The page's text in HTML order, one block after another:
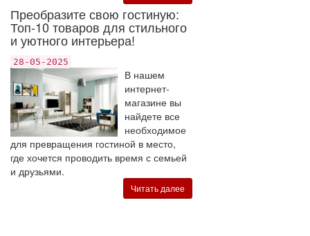
Преобразите свою гостиную:
Топ-10 товаров для стильного
и уютного интерьера!
28-05-2025
В нашем
интернет-
магазине вы
найдете все
необходимое
для превращения гостиной в место,
где хочется проводить время с семьей
и друзьями.
Читать далее